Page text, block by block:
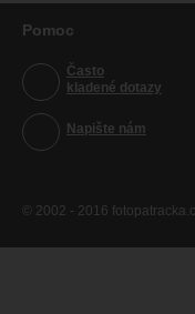
Pomoc
Často
kladené dotazy
Napište nám
© 2002 - 2016